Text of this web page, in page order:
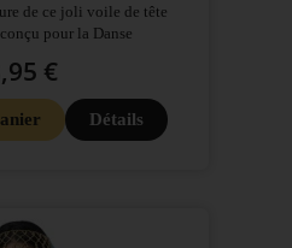
de ce joli voile de tête
pour la Danse
€
Détails